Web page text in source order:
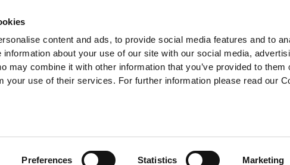
content and ads, to provide social media features and to
about your use of our site with our social media,
may combine it with other information that you’ve provided to them
your use of their services. For further information please read our
Preferences Statistics Marketing